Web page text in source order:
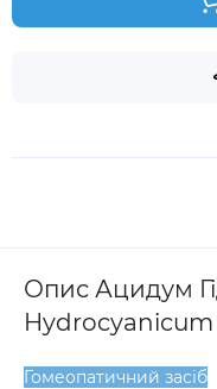
Опис Ацидум
Hydrocyanicum
Гомеопатичний засіб